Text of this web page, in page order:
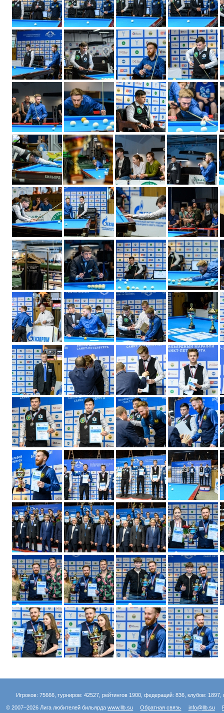
Игроков: 75666, турниров: 42527, рейтингов 1900, федераций: 836, клубов:
© 2007–2026 Лига любителей бильярдаwww.llb.su Обратная связь info@llb.su